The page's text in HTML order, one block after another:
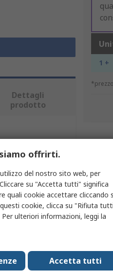
1 +
Dettagli
prodotto
offrirti.
del nostro sito web, per
su "Accetta tutti" significa
quali cookie accettare cliccando
cookie, clicca su "Rifiuta
ulteriori informazioni, leggi la
Accetta tutti